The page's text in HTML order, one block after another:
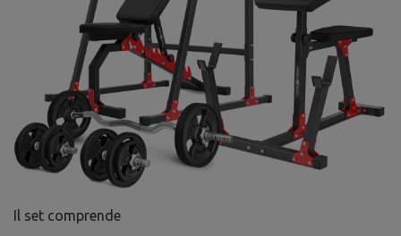
Il set comprende